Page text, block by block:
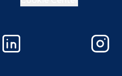
LinkedIn